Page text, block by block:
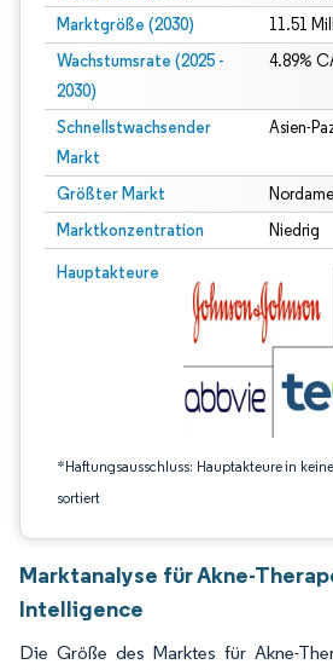
Marktgröße (2030) 11.51
Wachstumsrate (2025 -
2030)
4.89%
Schnellstwachsender
Markt
Asien-
Größter Markt
Marktkonzentration Niedrig
Hauptakteure
*Haftungsausschluss: Hauptakteure in
sortiert
Bild © Mordor Intelligence.
Marktanalyse für Akne-
Intelligence
Die Größe des Marktes für Akne-